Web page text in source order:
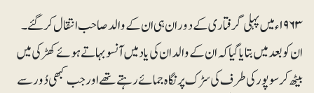
۱۹۶۳ءمیں پہلی گرفتاری کے دوران ہی ان کے والد صاحب انتقال کرگئے۔
ان کو بعد میں بتایا گیا کہ ان کے والد ان کی یاد میں آنسو بہاتے ہوئے کھڑکی میں
بیٹھ کر سوپور کی طرف کی سڑک پر نگاہ جمائے رہتے تھے اور جب کبھی دُور سے